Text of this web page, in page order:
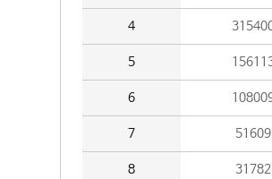
4
5
6
7 51609
8 31782